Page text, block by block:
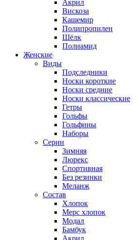
Акрил
Вискоза
Кашемир
Полипропилен
Шёлк
Полиамид
Женские
Виды
Подследники
Носки короткие
Носки средние
Носки классические
Гетры
Гольфы
Гольфины
Наборы
Серии
Зимняя
Люрекс
Спортивная
Без резинки
Меланж
Состав
Хлопок
Мерс хлопок
Модал
Бамбук
Акрил